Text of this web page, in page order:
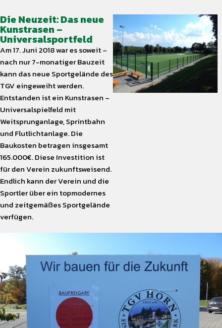
Die Neuzeit: Das neue
Kunstrasen –
Universalsportfeld
Am 17. Juni 2018 war es soweit –
nach nur 7-monatiger Bauzeit
kann das neue Sportgelände des
TGV eingeweiht werden.
Entstanden ist ein Kunstrasen –
Universalspielfeld mit
Weitsprunganlage, Sprintbahn
und Flutlichtanlage. Die
Baukosten betragen insgesamt
165.000€. Diese Investition ist
für den Verein zukunftsweisend.
Endlich kann der Verein und die
Sportler über ein topmodernes
und zeitgemäßes Sportgelände
verfügen.